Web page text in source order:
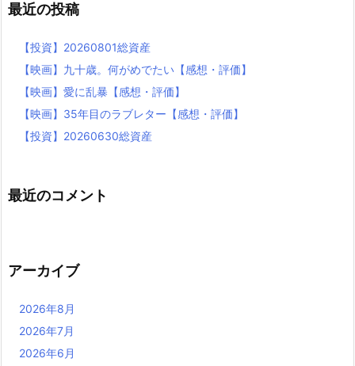
最近の投稿
【投資】20260801総資産
【映画】九十歳。何がめでたい【感想・評価】
【映画】愛に乱暴【感想・評価】
【映画】35年目のラブレター【感想・評価】
【投資】20260630総資産
最近のコメント
アーカイブ
2026年8月
2026年7月
2026年6月